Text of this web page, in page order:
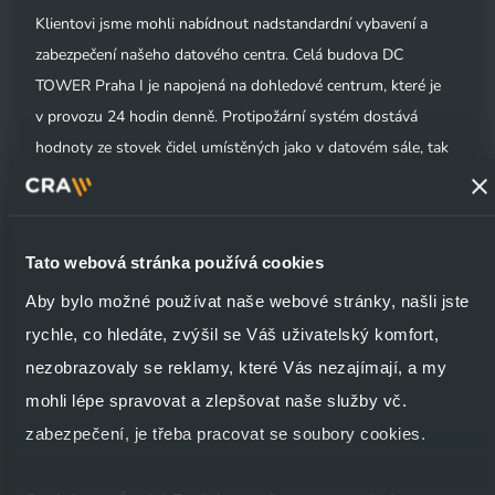
Tato webová stránka používá cookies
Aby bylo možné používat naše webové stránky, našli jste
rychle, co hledáte, zvýšil se Váš uživatelský komfort,
nezobrazovaly se reklamy, které Vás nezajímají, a my
mohli lépe spravovat a zlepšovat naše služby vč.
zabezpečení, je třeba pracovat se soubory cookies.
Klientovi jsme mohli nabídnout nadstandardní vybavení a
zabezpečení našeho datového centra. Celá budova DC
TOWER Praha I je napojená na dohledové centrum, které je
v provozu 24 hodin denně. Protipožární systém dostává
hodnoty ze stovek čidel umístěných jako v datovém sále, tak
v rámci celé budovy DC TOWER Praha I. Každý sál je navíc
Pro vstup do datového centra i na konkrétní sál, tedy
k serverům klienta, musí mít každá osoba řádnou autorizaci,
která sestává z přístupové karty s údaji o dané osobě a z
biometrických údajů. Alternativou pro přístup je pak doprovod
autorizovanou osobou.